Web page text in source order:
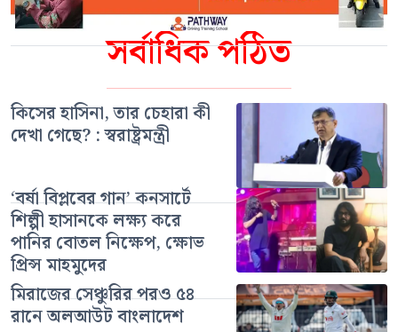
সর্বাধিক পঠিত
কিসের হাসিনা, তার চেহারা কী
দেখা গেছে? : স্বরাষ্ট্রমন্ত্রী
‘বর্ষা বিপ্লবের গান’ কনসার্টে
শিল্পী হাসানকে লক্ষ্য করে
পানির বোতল নিক্ষেপ, ক্ষোভ
প্রিন্স মাহমুদের
মিরাজের সেঞ্চুরির পরও ৫৪
রানে অলআউট বাংলাদেশ